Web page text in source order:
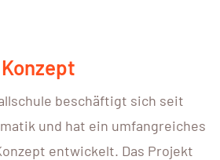
beschäftigt sich seit
und hat ein umfangreiches
entwickelt. Das Projekt